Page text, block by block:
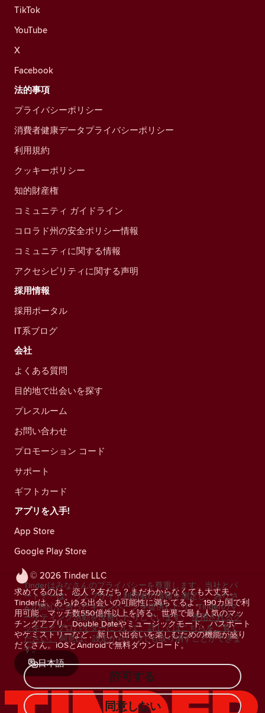
© 2026 Tinder LLC
求めてるのは、恋人？友だち？まだわからなくても大丈夫。
Tinderは、あらゆる出会いの可能性に満ちてるよ。190カ国で利
用可能、マッチ数550億件以上を誇る、世界で最も人気のマッ
チングアプリ。Double Dateやミュージックモード、パスポート
やケミストリーなど、新しい出会いを楽しむための機能が盛り
だくさん。iOSとAndroidで無料ダウンロード。
日本語
TikTok
YouTube
X
Facebook
法的事項
プライバシーポリシー
消費者健康データプライバシーポリシー
利用規約
クッキーポリシー
知的財産権
コミュニティ ガイドライン
コロラド州の安全ポリシー情報
コミュニティに関する情報
アクセシビリティに関する声明
採用情報
採用ポータル
IT系ブログ
会社
よくある質問
目的地で出会いを探す
プレスルーム
お問い合わせ
プロモーション コード
サポート
ギフトカード
アプリを入手!
App Store
Google Play Store
Tinderはみなさんのプライバシーを尊重します。当社とパ
ートナーは、ウェブサイト利用者の情報を測定し、みなさ
んの関心に合ったキャンペーンを提供したり、Tinderのマ
ーケティング活動を改善したりしています。 使用されるク
ッキーとプロバイダーについて、詳しくはこちらをご覧く
ださい。 同意は、設定からいつでも取り消すことができま
す。
許可する
同意しない